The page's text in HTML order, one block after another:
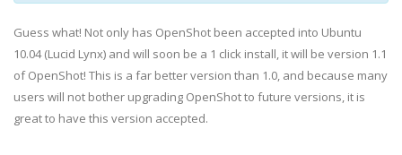
Guess what! Not only has OpenShot been accepted into Ubuntu
10.04 (Lucid Lynx) and will soon be a 1 click install, it will be version 1.1
of OpenShot! This is a far better version than 1.0, and because many
users will not bother upgrading OpenShot to future versions, it is
great to have this version accepted.